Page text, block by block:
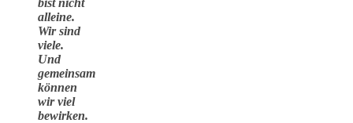
alleine.
Wir sind
viele.
Und
gemeinsam
können
wir viel
bewirken.